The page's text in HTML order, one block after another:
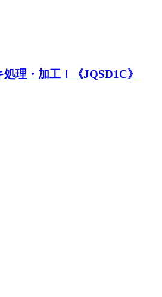
理・加工！《JQSD1C》